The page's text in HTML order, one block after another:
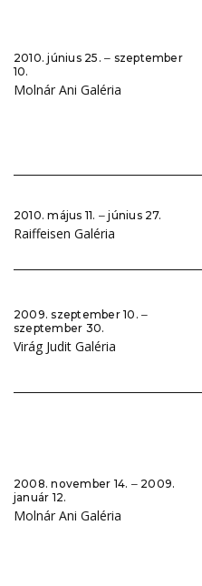
2010. június 25. ‒ szeptember
10.
Molnár Ani Galéria
2010. május 11. ‒ június 27.
Raiffeisen Galéria
2009. szeptember 10. ‒
szeptember 30.
Virág Judit Galéria
2008. november 14. ‒ 2009.
január 12.
Molnár Ani Galéria